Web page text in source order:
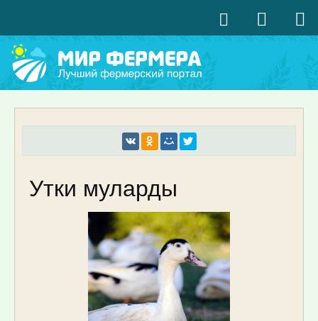
Утки муларды